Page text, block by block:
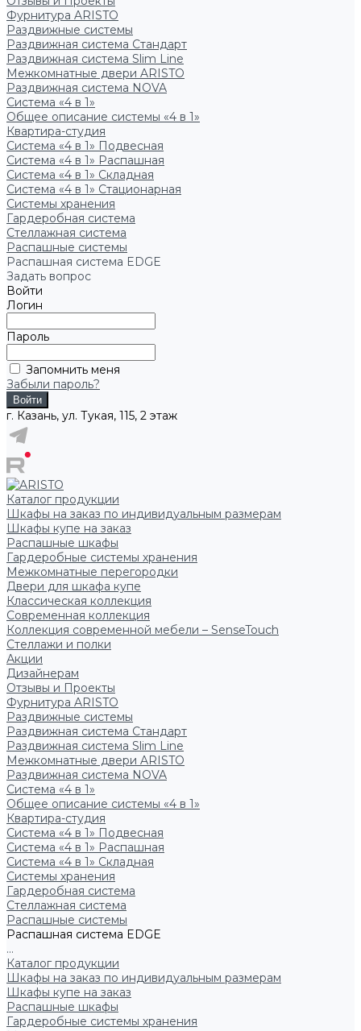
Фурнитура ARISTO
Раздвижные системы
Раздвижная система Стандарт
Раздвижная система Slim Line
Межкомнатные двери ARISTO
Раздвижная система NOVA
Система «4 в 1»
Общее описание системы «4 в 1»
Квартира-студия
Система «4 в 1» Подвесная
Система «4 в 1» Распашная
Система «4 в 1» Складная
Система «4 в 1» Стационарная
Системы хранения
Гардеробная система
Стеллажная система
Распашные системы
Распашная система EDGE
Задать вопрос
Войти
Логин
Пароль
Запомнить меня
Забыли пароль?
г. Казань, ул. Тукая, 115, 2 этаж
Каталог продукции
Шкафы на заказ по индивидуальным размерам
Шкафы купе на заказ
Распашные шкафы
Гардеробные системы хранения
Межкомнатные перегородки
Двери для шкафа купе
Классическая коллекция
Современная коллекция
Коллекция современной мебели – SenseTouch
Стеллажи и полки
Акции
Дизайнерам
Отзывы и Проекты
Фурнитура ARISTO
Раздвижные системы
Раздвижная система Стандарт
Раздвижная система Slim Line
Межкомнатные двери ARISTO
Раздвижная система NOVA
Система «4 в 1»
Общее описание системы «4 в 1»
Квартира-студия
Система «4 в 1» Подвесная
Система «4 в 1» Распашная
Система «4 в 1» Складная
Системы хранения
Гардеробная система
Стеллажная система
Распашные системы
Распашная система EDGE
...
Каталог продукции
Шкафы на заказ по индивидуальным размерам
Шкафы купе на заказ
Распашные шкафы
Гардеробные системы хранения